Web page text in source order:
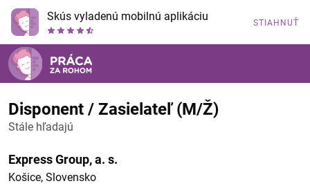
Skús vyladenú mobilnú aplikáciu STIAHNUŤ
Disponent / Zasielateľ (M/Ž)
Stále hľadajú
Express Group, a. s.
Košice, Slovensko